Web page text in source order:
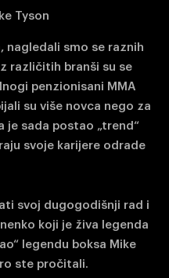
Tyson
nagledali smo se raznih
različitih branši su se
penzionisani MMA
su više novca nego za
je sada postao „trend“
svoje karijere odrade
svoj dugogodišnji rad i
koji je živa legenda
legendu boksa Mike
ste pročitali.